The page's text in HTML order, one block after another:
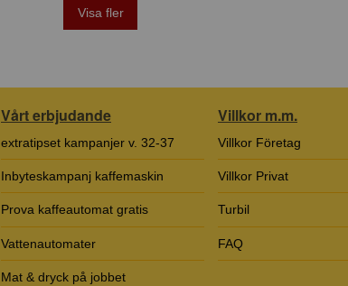
Visa fler
Vårt erbjudande
extratipset kampanjer v. 32-37
Inbyteskampanj kaffemaskin
Prova kaffeautomat gratis
Vattenautomater
Mat & dryck på jobbet
Villkor m.m.
Villkor Företag
Villkor Privat
Turbil
FAQ